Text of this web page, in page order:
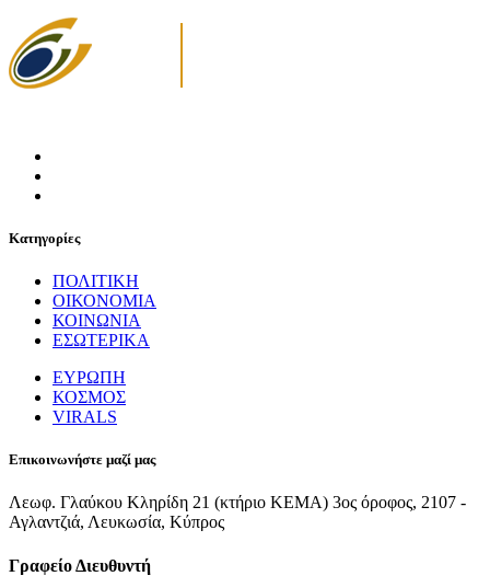
Κατηγορίες
ΠΟΛΙΤΙΚΗ
ΟΙΚΟΝΟΜΙΑ
ΚΟΙΝΩΝΙΑ
ΕΣΩΤΕΡΙΚΑ
ΕΥΡΩΠΗ
ΚΟΣΜΟΣ
VIRALS
Επικοινωνήστε μαζί μας
Λεωφ. Γλαύκου Κληρίδη 21 (κτήριο ΚΕΜΑ) 3ος όροφος, 2107 -
Αγλαντζιά, Λευκωσία, Κύπρος
Γραφείο Διευθυντή